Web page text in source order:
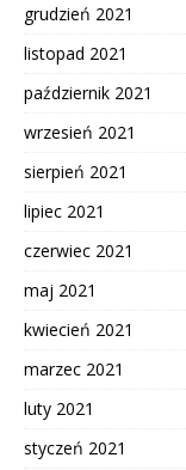
grudzień 2021
listopad 2021
październik 2021
wrzesień 2021
sierpień 2021
lipiec 2021
czerwiec 2021
maj 2021
kwiecień 2021
marzec 2021
luty 2021
styczeń 2021